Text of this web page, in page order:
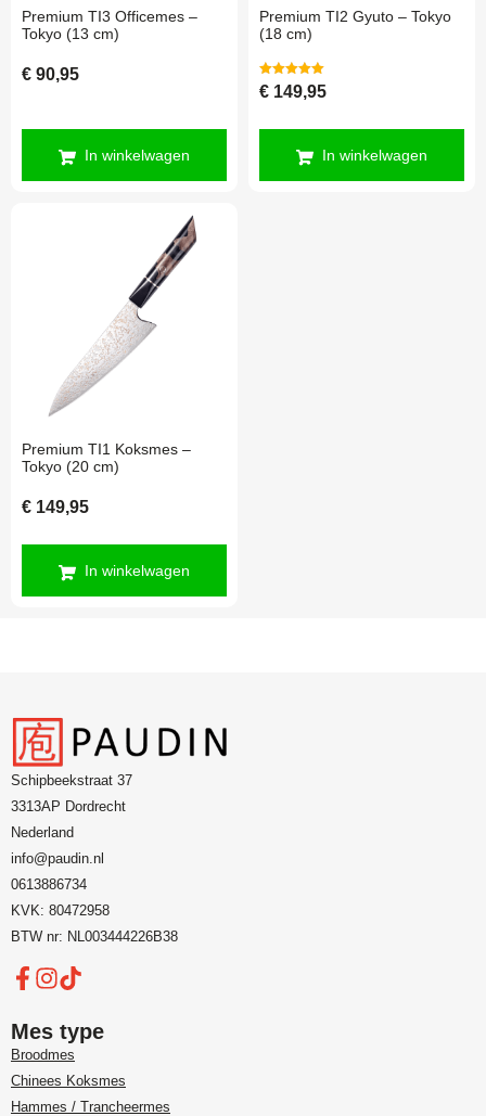
Premium TI3 Officemes –
Tokyo (13 cm)
€ 90,95
In winkelwagen
Premium TI2 Gyuto – Tokyo
(18 cm)
Gewaardeerd
5.00
€ 149,95
In winkelwagen
Premium TI1 Koksmes –
Tokyo (20 cm)
€ 149,95
In winkelwagen
Schipbeekstraat 37
3313AP Dordrecht
Nederland
info@paudin.nl
0613886734
KVK: 80472958
BTW nr: NL003444226B38
Mes type
Broodmes
Chinees Koksmes
Hammes / Trancheermes